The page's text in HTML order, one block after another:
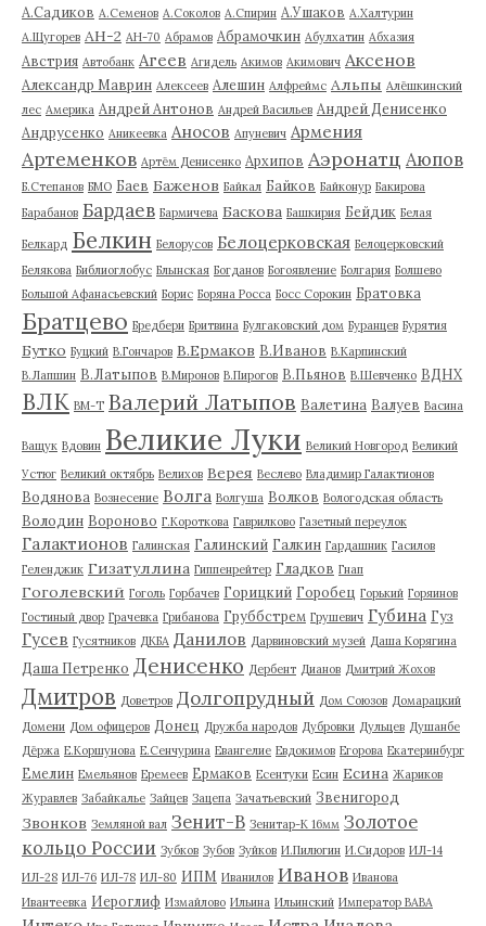
А.Садиков А.Семенов А.Соколов А.Спирин А.Ушаков А.Халтурин
А.Щугорев АН-2 АН-70 Абрамов Абрамочкин Абулхатин Абхазия
Австрия Автобанк Агеев Агидель Акимов Акимович Аксенов
Александр Маврин Алексеев Алешин Алфреймс Альпы Алёшкинский
лес Америка Андрей Антонов Андрей Васильев Андрей Денисенко
Андрусенко Аникеевка Аносов Апуневич Армения
Артеменков Артём Денисенко Архипов Аэронатц Аюпов
Б.Степанов БМО Баев Баженов Байкал Байков Байконур Бакирова
Барабанов Бардаев Бармичева Баскова Башкирия Бейдик Белая
Белкард Белкин Белорусов Белоцерковская Белоцерковский
Белякова Библиоглобус Блынская Богданов Богоявление Болгария Болшево
Большой Афанасьевский Борис Боряна Росса Босс Сорокин Братовка
Братцево Бредбери Бритвина Булгаковский дом Буранцев Бурятия
Бутко Буцкий В.Гончаров В.Ермаков В.Иванов В.Карпинский
В.Лапшин В.Латыпов В.Миронов В.Пирогов В.Пьянов В.Шевченко ВДНХ
ВЛК ВМ-Т Валерий Латыпов Валетина Валуев Васина
Ващук Вдовин Великие Луки Великий Новгород Великий
Устюг Великий октябрь Велихов Верея Веслево Владимир Галактионов
Водянова Вознесение Волга Волгуша Волков Вологодская область
Володин Вороново Г.Короткова Гаврилково Газетный переулок
Галактионов Галинская Галинский Галкин Гардашник Гасилов
Геленджик Гизатуллина Гиппенрейтер Гладков Гнап
Гоголевский Гоголь Горбачев Горицкий Горобец Горький Горяинов
Гостиный двор Грачевка Грибанова Груббстрем Грушевич Губина Гуз
Гусев Гусятников ДКБА Данилов Дарвиновский музей Даша Корягина
Даша Петренко Денисенко Дербент Дианов Дмитрий Жохов
Дмитров Доветров Долгопрудный Дом Союзов Домарацкий
Домени Дом офицеров Донец Дружба народов Дубровки Дульцев Душанбе
Дёржа Е.Коршунова Е.Сенчурина Евангелие Евдокимов Егорова Екатеринбург
Емелин Емельянов Еремеев Ермаков Есентуки Есин Есина Жариков
Журавлев Забайкалье Зайцев Зацепа Зачатьевский Звенигород
Звонков Земляной вал Зенит-В Зенитар-К 16мм Золотое
кольцо России Зубков Зубов Зуйков И.Пилюгин И.Сидоров ИЛ-14
ИЛ-28 ИЛ-76 ИЛ-78 ИЛ-80 ИПМ Иванилов Иванов Иванова
Ивантеевка Иероглиф Измайлово Ильина Ильинский Император ВАВА